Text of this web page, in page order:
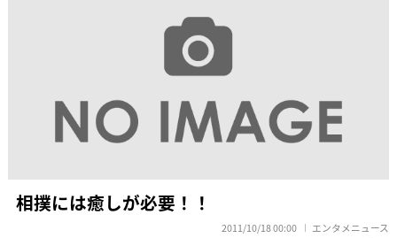
相撲には癒しが必要！！
2011/10/18 00:00 エンタメニュース